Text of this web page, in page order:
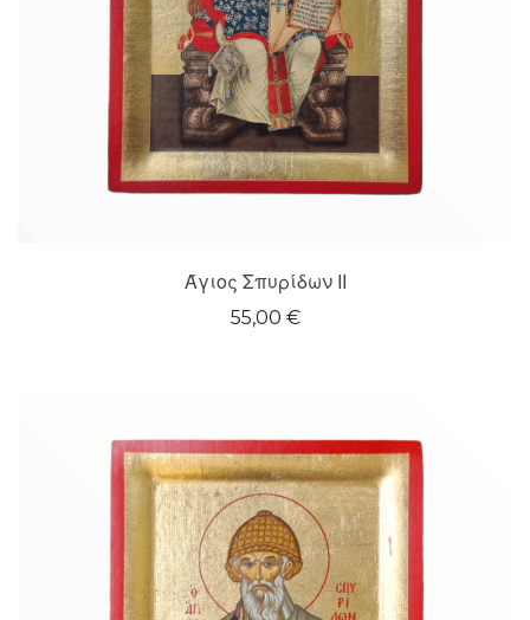
Άγιος Σπυρίδων ΙΙ
55,00 €